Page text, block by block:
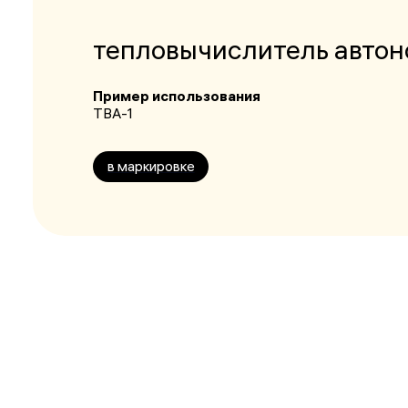
тепловычислитель
Пример использования
ТВА-1
в маркировке